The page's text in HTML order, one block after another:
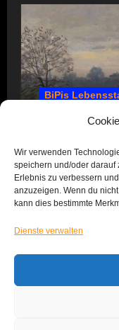
Wir verwenden
speichern und/oder darauf
Erlebnis zu verbessern
anzuzeigen. Wenn du
kann dies bestimmte
Dienste verwalten
BiPis
1857 –
Das